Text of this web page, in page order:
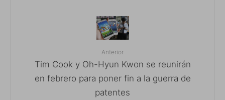
Anterior
Tim Cook y Oh-Hyun Kwon se reunirán
en febrero para poner fin a la guerra de
patentes